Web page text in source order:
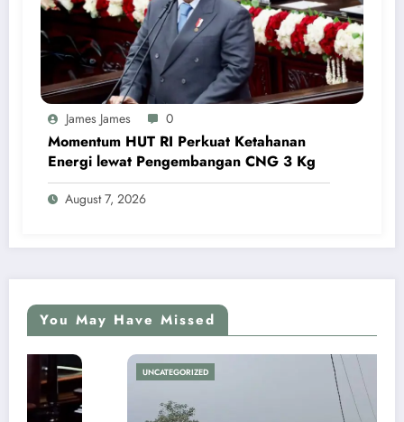
James James 0
Momentum HUT RI Perkuat Ketahanan
Energi lewat Pengembangan CNG 3 Kg
August 7, 2026
You May Have Missed
UNCATEGORIZED